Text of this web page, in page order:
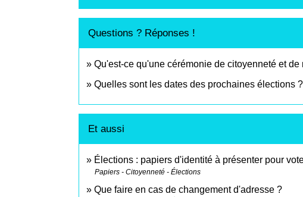
Questions ? Réponses !
Qu'est-ce qu'une cérémonie de citoyenneté et
Quelles sont les dates des prochaines élections ?
Et aussi
Élections : papiers d'identité à présenter pour
Papiers - Citoyenneté - Élections
Que faire en cas de changement d'adresse ?